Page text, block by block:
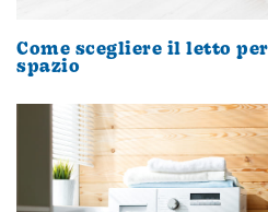
Come scegliere il letto
spazio